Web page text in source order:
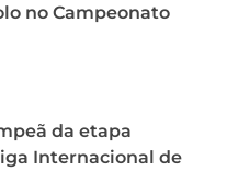
no Campeonato
da etapa
Internacional de